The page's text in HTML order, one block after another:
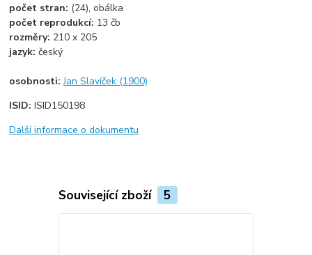
počet stran: (24), obálka
počet reprodukcí: 13 čb
rozměry: 210 x 205
jazyk:český
osobnosti:Jan Slavíček (1900)
ISID:ISID150198
Další informace o dokumentu
Související zboží 5